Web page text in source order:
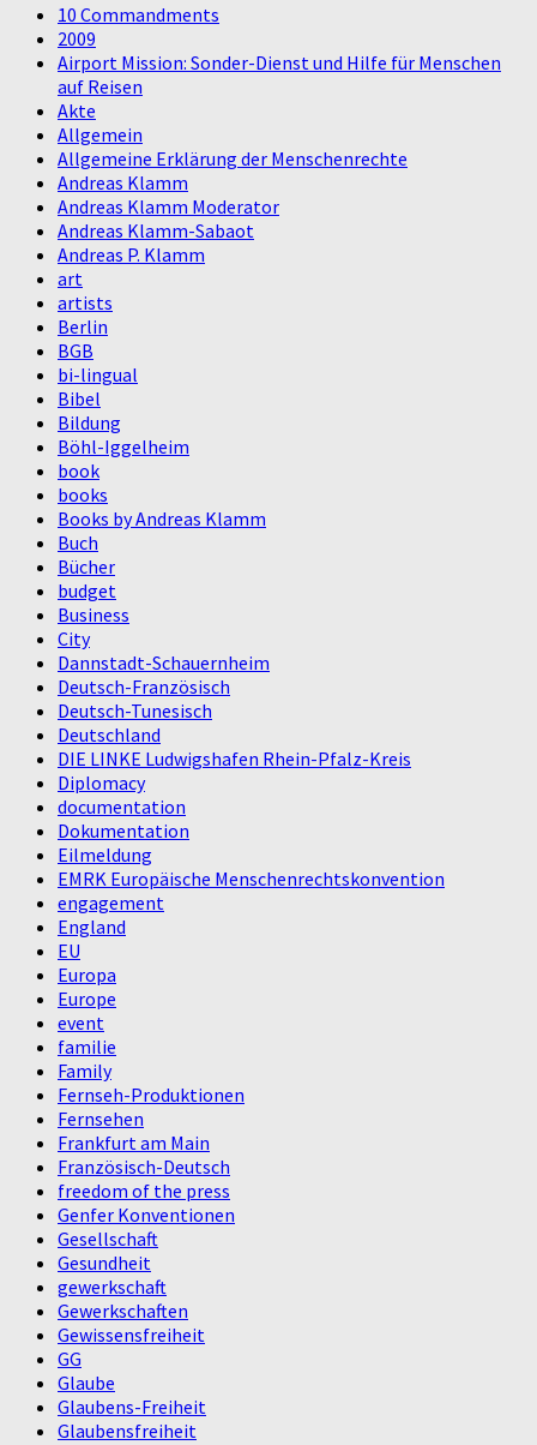
10 Commandments
2009
Airport Mission: Sonder-Dienst und Hilfe für Menschen
auf Reisen
Akte
Allgemein
Allgemeine Erklärung der Menschenrechte
Andreas Klamm
Andreas Klamm Moderator
Andreas Klamm-Sabaot
Andreas P. Klamm
art
artists
Berlin
BGB
bi-lingual
Bibel
Bildung
Böhl-Iggelheim
book
books
Books by Andreas Klamm
Buch
Bücher
budget
Business
City
Dannstadt-Schauernheim
Deutsch-Französisch
Deutsch-Tunesisch
Deutschland
DIE LINKE Ludwigshafen Rhein-Pfalz-Kreis
Diplomacy
documentation
Dokumentation
Eilmeldung
EMRK Europäische Menschenrechtskonvention
engagement
England
EU
Europa
Europe
event
familie
Family
Fernseh-Produktionen
Fernsehen
Frankfurt am Main
Französisch-Deutsch
freedom of the press
Genfer Konventionen
Gesellschaft
Gesundheit
gewerkschaft
Gewerkschaften
Gewissensfreiheit
GG
Glaube
Glaubens-Freiheit
Glaubensfreiheit